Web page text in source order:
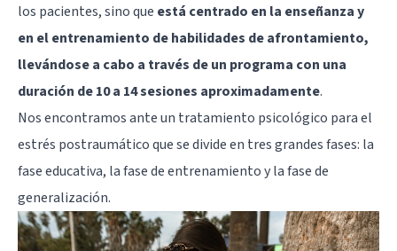
los pacientes, sino que está centrado en la enseñanza y
en el entrenamiento de habilidades de afrontamiento,
llevándose a cabo a través de un programa con una
duración de 10 a 14 sesiones aproximadamente.
Nos encontramos ante un tratamiento psicológico para el
estrés postraumático que se divide en tres grandes fases: la
fase educativa, la fase de entrenamiento y la fase de
generalización.